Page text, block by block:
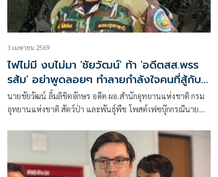
3 เมษายน 2569
ไฟไม่มี งบไม่มา 'ชัยวัฒน์' ท้า 'อดีตสส.พรร
รส้ม' อย่าพูดลอยๆ ทำลายกำลังใจคนที่สู้กับ
กองไฟ
นายชัยวัฒน์ ลิ้มลิขิตอักษร อดีต ผอ.สำนักอุทยานแห่งชาติ กรม
อุทยานแห่งชาติ สัตว์ป่า และพันธุ์พืช โพสต์เฟซบุ๊กกรณีนาย
ในทำนองว่า มีการจ้างให้เผาป่า ไฟไม่มี งบไม่มา ว่า